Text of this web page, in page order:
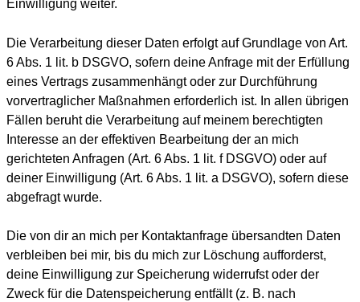
Einwilligung weiter.
Die Verarbeitung dieser Daten erfolgt auf Grundlage von Art.
6 Abs. 1 lit. b DSGVO, sofern deine Anfrage mit der Erfüllung
eines Vertrags zusammenhängt oder zur Durchführung
vorvertraglicher Maßnahmen erforderlich ist. In allen übrigen
Fällen beruht die Verarbeitung auf meinem berechtigten
Interesse an der effektiven Bearbeitung der an mich
gerichteten Anfragen (Art. 6 Abs. 1 lit. f DSGVO) oder auf
deiner Einwilligung (Art. 6 Abs. 1 lit. a DSGVO), sofern diese
abgefragt wurde.
Die von dir an mich per Kontaktanfrage übersandten Daten
verbleiben bei mir, bis du mich zur Löschung aufforderst,
deine Einwilligung zur Speicherung widerrufst oder der
Zweck für die Datenspeicherung entfällt (z. B. nach